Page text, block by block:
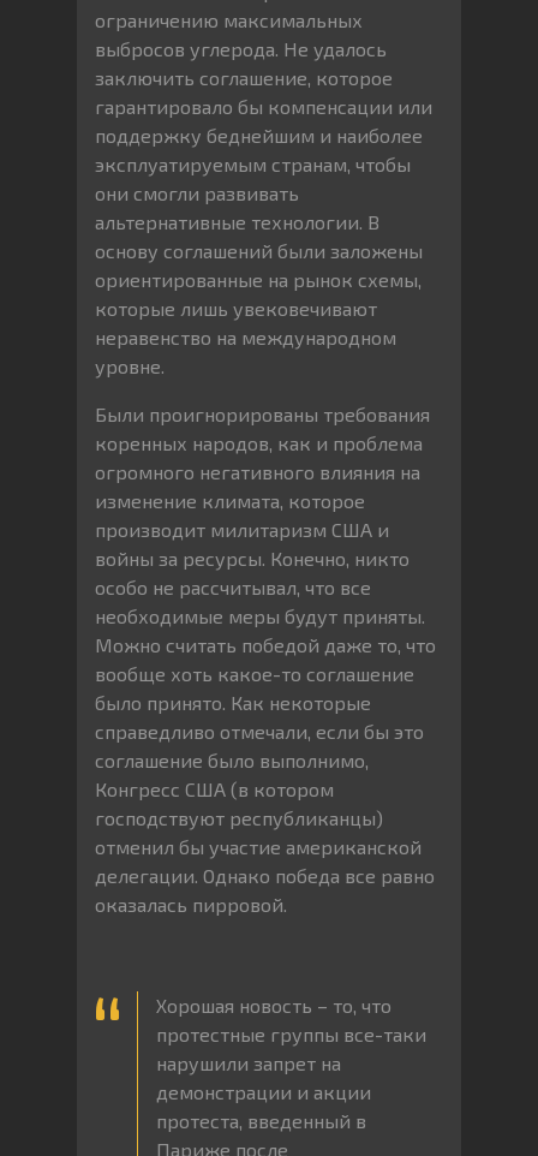
ограничению максимальных
выбросов углерода. Не удалось
заключить соглашение, которое
гарантировало бы компенсации или
поддержку беднейшим и наиболее
эксплуатируемым странам, чтобы
они смогли развивать
альтернативные технологии. В
основу соглашений были заложены
ориентированные на рынок схемы,
которые лишь увековечивают
неравенство на международном
уровне.
Были проигнорированы требования
коренных народов, как и проблема
огромного негативного влияния на
изменение климата, которое
производит милитаризм США и
войны за ресурсы. Конечно, никто
особо не рассчитывал, что все
необходимые меры будут приняты.
Можно считать победой даже то, что
вообще хоть какое-то соглашение
было принято. Как некоторые
справедливо отмечали, если бы это
соглашение было выполнимо,
Конгресс США (в котором
господствуют республиканцы)
отменил бы участие американской
делегации. Однако победа все равно
оказалась пирровой.
Хорошая новость – то, что
протестные группы все-таки
нарушили запрет на
демонстрации и акции
протеста, введенный в
Париже после